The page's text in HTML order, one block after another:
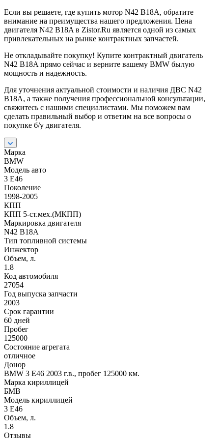
Если вы решаете, где купить мотор N42 B18A, обратите
внимание на преимущества нашего предложения. Цена
двигателя N42 B18A в Zistor.Ru является одной из самых
привлекательных на рынке контрактных запчастей.
Не откладывайте покупку! Купите контрактный двигатель
N42 B18A прямо сейчас и верните вашему BMW былую
мощность и надежность.
Для уточнения актуальной стоимости и наличия ДВС N42
B18A, а также получения профессиональной консультации,
свяжитесь с нашими специалистами. Мы поможем вам
сделать правильный выбор и ответим на все вопросы о
покупке б/у двигателя.
Марка
BMW
Модель авто
3 E46
Поколение
1998-2005
КПП
КПП 5-ст.мех.(МКПП)
Маркировка двигателя
N42 B18A
Тип топливной системы
Инжектор
Объем, л.
1.8
Код автомобиля
27054
Год выпуска запчасти
2003
Срок гарантии
60 дней
Пробег
125000
Состояние агрегата
отличное
Донор
BMW 3 E46 2003 г.в., пробег 125000 км.
Марка кириллицей
БМВ
Модель кириллицей
3 Е46
Объем, л.
1.8
Отзывы